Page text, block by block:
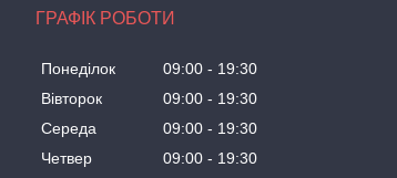
ГРАФІК РОБОТИ
Понеділок 09:00
19:30
Вівторок
09:00
19:30
Середа
09:00
19:30
Четвер
09:00
19:30